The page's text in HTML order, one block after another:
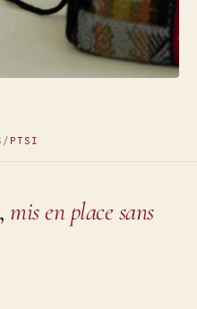
/ PTSI
mis en place sans